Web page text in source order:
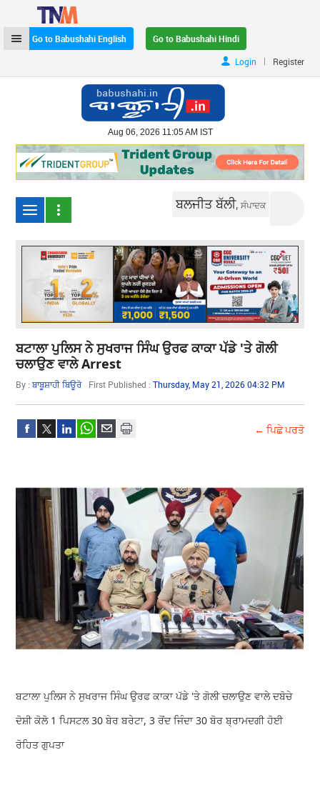
Go to Babushahi English
Go to Babushahi Hindi
Login
| Register
Aug 06, 2026 11:05 AM IST
ਬਲਜੀਤ ਬੱਲੀ,ਸੰਪਾਦਕ
ਬਟਾਲਾ ਪੁਲਿਸ ਨੇ ਸੁਖਰਾਜ ਸਿੰਘ ਉਰਫ ਕਾਕਾ ਪੱਡੇ 'ਤੇ ਗੋਲੀ
ਚਲਾਉਣ ਵਾਲੇ Arrest
By :ਬਾਬੂਸ਼ਾਹੀ ਬਿਊਰੋ First Published :Thursday, May 21, 2026 04:32 PM
← ਪਿਛੇ ਪਰਤੋ
ਬਟਾਲਾ ਪੁਲਿਸ ਨੇ ਸੁਖਰਾਜ ਸਿੰਘ ਉਰਫ ਕਾਕਾ ਪੱਡੇ 'ਤੇ ਗੋਲੀ ਚਲਾਉਣ ਵਾਲੇ ਦਬੋਚੇ
ਦੋਸ਼ੀ ਕੋਲੋ 1 ਪਿਸਟਲ 30 ਬੇਰ ਬਰੇਟਾ, 3 ਰੋਂਦ ਜਿੰਦਾ 30 ਬੋਰ ਬ੍ਰਾਮਦਗੀ ਹੋਈ
ਰੋਹਿਤ ਗੁਪਤਾ